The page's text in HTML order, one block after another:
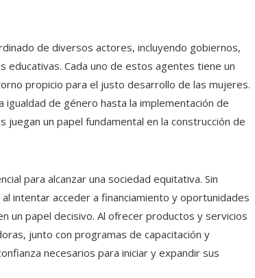
de diversos actores, incluyendo gobiernos,
educativas. Cada uno de estos agentes tiene un
propicio para el justo desarrollo de las mujeres.
igualdad de género hasta la implementación de
juegan un papel fundamental en la construcción de
para alcanzar una sociedad equitativa. Sin
intentar acceder a financiamiento y oportunidades
un papel decisivo. Al ofrecer productos y servicios
junto con programas de capacitación y
necesarios para iniciar y expandir sus